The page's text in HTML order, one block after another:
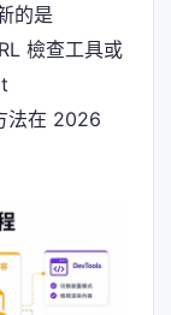
的是
檢查工具或
法在 2026